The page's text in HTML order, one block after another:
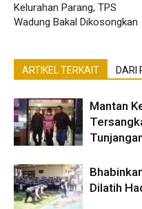
Kelurahan Parang, TPS
Wadung Bakal Dikosongkan
ARTIKEL TERKAIT DARI
Mantan
Dilatih